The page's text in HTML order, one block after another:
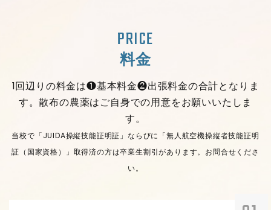
PRICE
料金
1回辺りの料金は❶基本料金❷出張料金の合計となりま
す。散布の農薬はご自身での用意をお願いいたしま
す。
当校で「JUIDA操縦技能証明証」ならびに「無人航空機操縦者技能証明
証（国家資格）」取得済の方は卒業生割引があります。お問合せくださ
い。